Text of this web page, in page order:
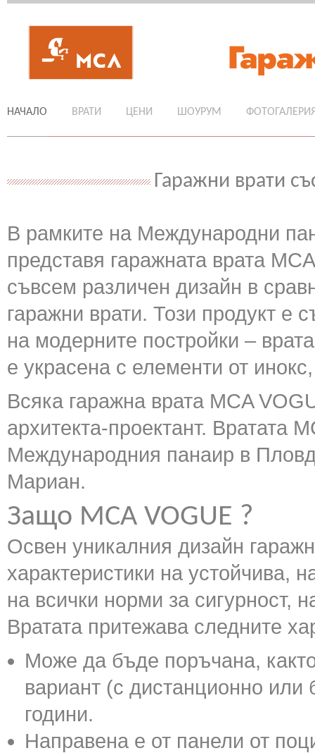
НАЧАЛО ВРАТИ ЦЕНИ ШОУРУМ
Гаражни врати
В рамките на Международни
представя гаражната врата
съвсем различен дизайн в
гаражни врати. Този продукт е
на модерните постройки –
е украсена с елементи от
Всяка гаражна врата MCA
архитекта-проектант. Вратата
Международния панаир в
Мариан.
Защо MCA VOGUE ?
Освен уникалния дизайн
характеристики на устойчива,
на всички норми за сигурност,
Вратата притежава следните
Може да бъде поръчана,
вариант (с дистанционно или
години.
Направена е от панели от